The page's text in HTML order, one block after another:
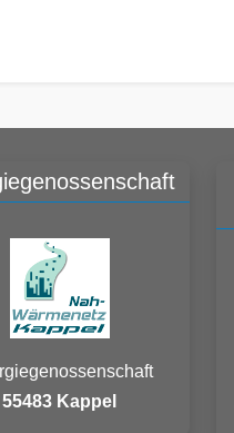
55483 Kappel